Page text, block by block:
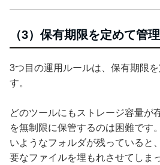
（3）保有期限を定めて管
3つ目の運用ルールは、保有期限
す。
どのツールにもストレージ容量が
を無制限に保管するのは困難です
いようなフォルダが残っていると
要なファイルを埋もれさせてしま